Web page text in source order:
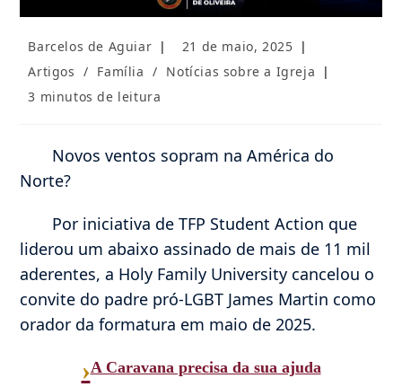
Autor
post:
Barcelos de Aguiar
Post
21 de maio, 2025
Categoria
post:
Artigos / Família / Notícias sobre a Igreja
Tempo
3 minutos de leitura
Novos ventos sopram na América do
Norte?
Por iniciativa de TFP Student Action que
liderou um abaixo assinado de mais de 11 mil
aderentes, a Holy Family University cancelou o
convite do padre pró-LGBT James Martin como
orador da formatura em maio de 2025.
›A Caravana precisa da sua ajuda